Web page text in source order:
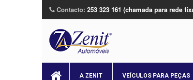
Contacto: 253 323 161 (chamada para rede
A ZENIT VEÍCULOS PARA PEÇAS